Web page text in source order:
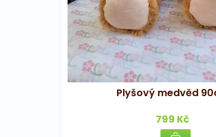
Plyšový medvěd
799 Kč